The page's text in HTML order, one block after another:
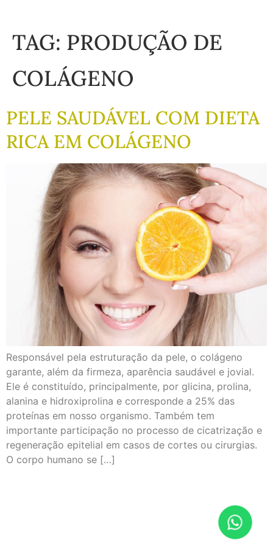
TAG: PRODUÇÃO DE
COLÁGENO
PELE SAUDÁVEL COM DIETA
RICA EM COLÁGENO
Responsável pela estruturação da pele, o colágeno
garante, além da firmeza, aparência saudável e jovial.
Ele é constituído, principalmente, por glicina, prolina,
alanina e hidroxiprolina e corresponde a 25% das
proteínas em nosso organismo. Também tem
importante participação no processo de cicatrização e
regeneração epitelial em casos de cortes ou cirurgias.
O corpo humano se […]